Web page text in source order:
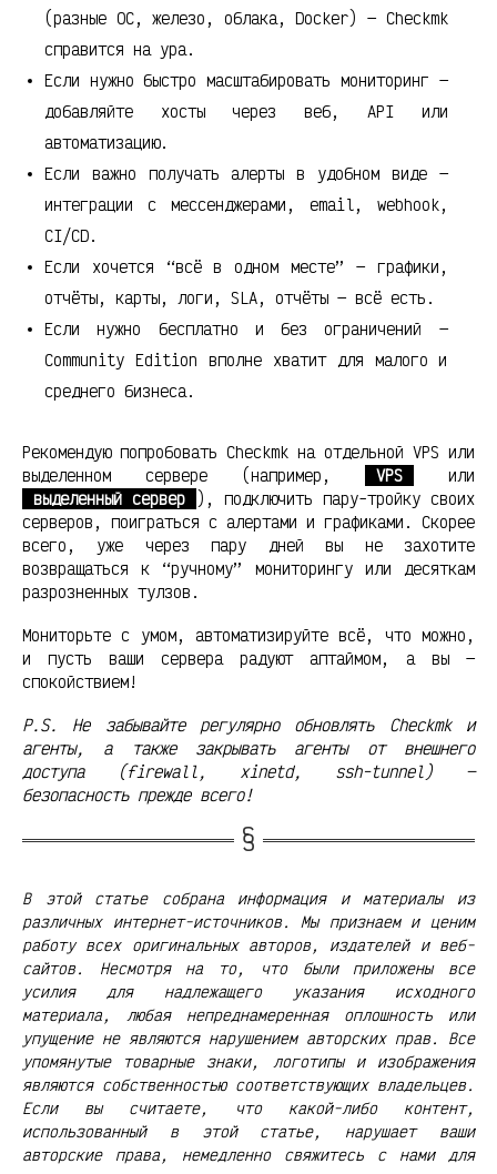
(разные ОС, железо, облака, Docker) — Checkmk
справится на ура.
Если нужно быстро масштабировать мониторинг —
добавляйте хосты через веб, API или
автоматизацию.
Если важно получать алерты в удобном виде —
интеграции с мессенджерами, email, webhook,
CI/CD.
Если хочется “всё в одном месте” — графики,
отчёты, карты, логи, SLA, отчёты — всё есть.
Если нужно бесплатно и без ограничений —
Community Edition вполне хватит для малого и
среднего бизнеса.
Рекомендую попробовать Checkmk на отдельной VPS или
выделенном сервере (например,
VPS
или
выделенный сервер
), подключить пару-тройку своих
серверов, поиграться с алертами и графиками. Скорее
всего, уже через пару дней вы не захотите
возвращаться к “ручному” мониторингу или десяткам
разрозненных тулзов.
Мониторьте с умом, автоматизируйте всё, что можно,
и пусть ваши сервера радуют аптаймом, а вы —
спокойствием!
P.S. Не забывайте регулярно обновлять Checkmk и
агенты, а также закрывать агенты от внешнего
доступа (firewall, xinetd, ssh-tunnel) —
безопасность прежде всего!
В этой статье собрана информация и материалы из
различных интернет-источников. Мы признаем и ценим
работу всех оригинальных авторов, издателей и веб-
сайтов. Несмотря на то, что были приложены все
усилия для надлежащего указания исходного
материала, любая непреднамеренная оплошность или
упущение не являются нарушением авторских прав. Все
упомянутые товарные знаки, логотипы и изображения
являются собственностью соответствующих владельцев.
Если вы считаете, что какой-либо контент,
использованный в этой статье, нарушает ваши
авторские права, немедленно свяжитесь с нами для